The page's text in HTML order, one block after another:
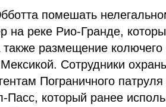
помешать
на реке Рио-Гранде,
размещение
Сотрудники
Пограничного
Пасс, который ранее